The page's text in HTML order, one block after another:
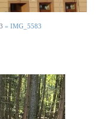
» IMG_5583